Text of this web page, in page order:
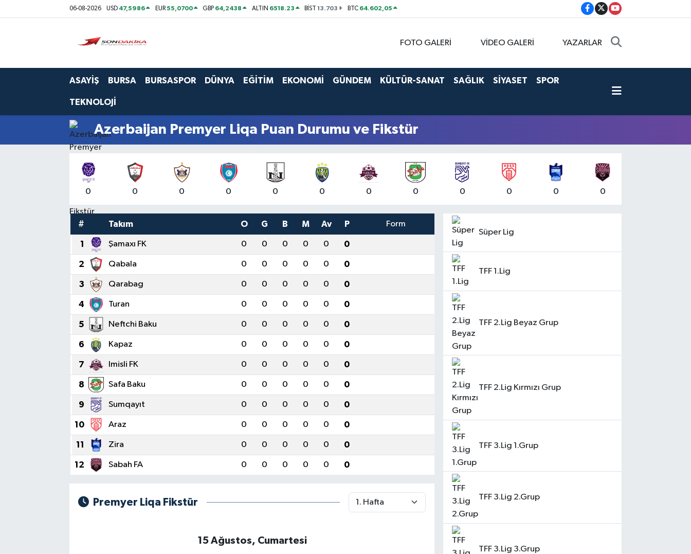
06-08-2026 USD 47,5986 EUR55,0700 GBP 64,2438 ALTIN 6518.23 BİST13.703 BTC 64.602,05
FOTO GALERİ VİDEO GALERİ YAZARLAR
ASAYİŞ BURSA BURSASPOR DÜNYA EĞİTİM EKONOMİ GÜNDEM KÜLTÜR-SANAT SAĞLIK SİYASET SPOR
TEKNOLOJİ
Azerbaijan Premyer Liqa Puan Durumu ve Fikstür
0 0 0 0 0 0 0 0 0 0 0 0
# Takım O G B M Av P Form
1 Şamaxı FK 0 0 0 0 0 0
2 Qabala 0 0 0 0 0 0
3 Qarabag 0 0 0 0 0 0
4 Turan 0 0 0 0 0 0
5 Neftchi Baku 0 0 0 0 0 0
6 Kapaz 0 0 0 0 0 0
7 Imisli FK 0 0 0 0 0 0
8 Safa Baku 0 0 0 0 0 0
9 Sumqayıt 0 0 0 0 0 0
10 Araz 0 0 0 0 0 0
11 Zira 0 0 0 0 0 0
12 Sabah FA 0 0 0 0 0 0
Premyer Liqa Fikstür
15 Ağustos, Cumartesi
Süper Lig
TFF 1.Lig
TFF 2.Lig Beyaz Grup
TFF 2.Lig Kırmızı Grup
TFF 3.Lig 1.Grup
TFF 3.Lig 2.Grup
TFF 3.Lig 3.Grup
Ekonomi
Foto Galeri
Video Galeri